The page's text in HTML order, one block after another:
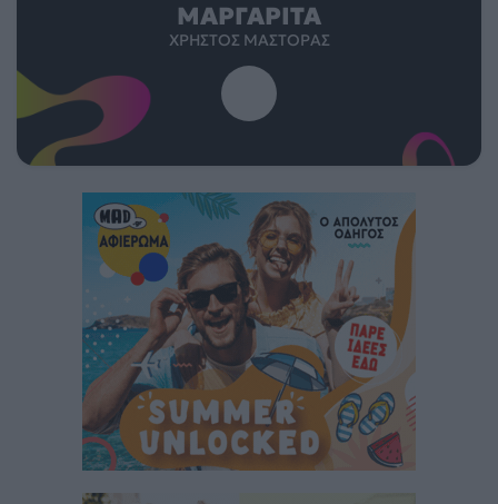
ΜΑΡΓΑΡΊΤΑ
ΧΡΉΣΤΟΣ ΜΆΣΤΟΡΑΣ